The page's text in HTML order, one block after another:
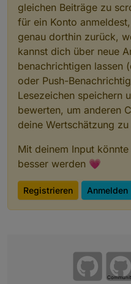
gleichen Beiträge zu
für ein Konto
genau dorthin zurück,
kannst dich über neue
benachrichtigen lassen
oder Push-
Lesezeichen speichern
bewerten, um anderen
deine Wertschätzung zu
Mit deinem Input
besser werden 💗
Registrieren Anmelden